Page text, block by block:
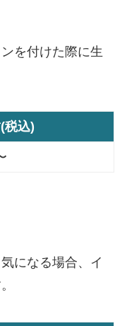
を付けた際に生
税込)
になる場合、イ